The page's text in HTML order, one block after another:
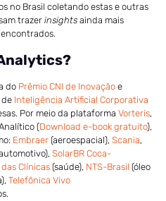
no Brasil coletando estas e outras
trazer insights ainda mais
do Prêmio CNI de Inovação e
Inteligência Artificial Corporativa
Por meio da plataforma Vorteris,
(Download e-book gratuito),
Embraer (aeroespacial), Scania,
SolarBR Coca-
Clínicas (saúde), NTS-Brasil (óleo
Telefônica Vivo